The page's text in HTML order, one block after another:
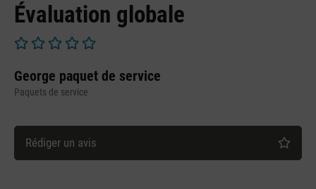
Évaluation globale
George paquet de service
Paquets de service
Rédiger un avis